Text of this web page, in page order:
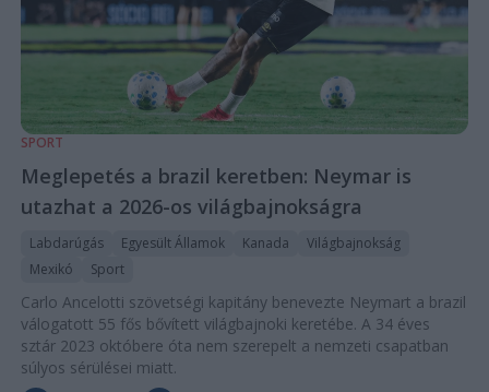
SPORT
Meglepetés a brazil keretben: Neymar is
utazhat a 2026-os világbajnokságra
Labdarúgás Egyesült Államok Kanada
Világbajnokság
Mexikó
Sport
Carlo Ancelotti szövetségi kapitány benevezte Neymart a brazil
válogatott 55 fős bővített világbajnoki keretébe. A 34 éves
sztár 2023 októbere óta nem szerepelt a nemzeti csapatban
súlyos sérülései miatt.